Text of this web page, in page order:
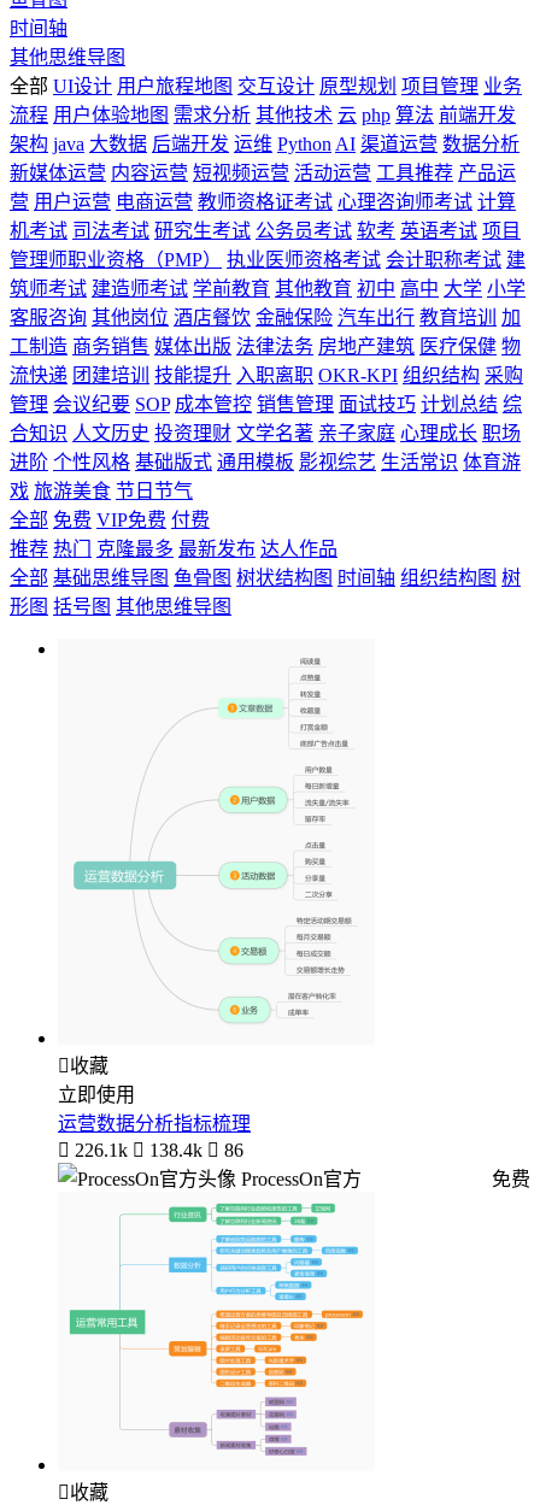
时间轴
其他思维导图
全部 UI设计 用户旅程地图 交互设计 原型规划 项目管理 业务
流程 用户体验地图 需求分析 其他技术 云 php 算法 前端开发
架构 java 大数据 后端开发 运维 Python AI 渠道运营 数据分析
新媒体运营 内容运营 短视频运营 活动运营 工具推荐 产品运
营 用户运营 电商运营 教师资格证考试 心理咨询师考试 计算
机考试 司法考试 研究生考试 公务员考试 软考 英语考试 项目
管理师职业资格（PMP）
执业医师资格考试 会计职称考试 建
筑师考试 建造师考试 学前教育 其他教育 初中 高中 大学 小学
客服咨询 其他岗位 酒店餐饮 金融保险 汽车出行 教育培训
加
工制造 商务销售 媒体出版 法律法务 房地产建筑 医疗保健 物
流快递 团建培训 技能提升 入职离职 OKR-KPI 组织结构 采购
管理 会议纪要 SOP 成本管控 销售管理 面试技巧 计划总结 综
合知识 人文历史 投资理财 文学名著 亲子家庭 心理成长 职场
进阶 个性风格 基础版式 通用模板 影视综艺 生活常识 体育游
戏 旅游美食 节日节气
全部 免费 VIP免费 付费
推荐 热门 克隆最多 最新发布 达人作品
全部 基础思维导图 鱼骨图 树状结构图 时间轴 组织结构图 树
形图 括号图 其他思维导图
收藏
立即使用
运营数据分析指标梳理
 226.1k  138.4k  86
ProcessOn官方
免费
收藏